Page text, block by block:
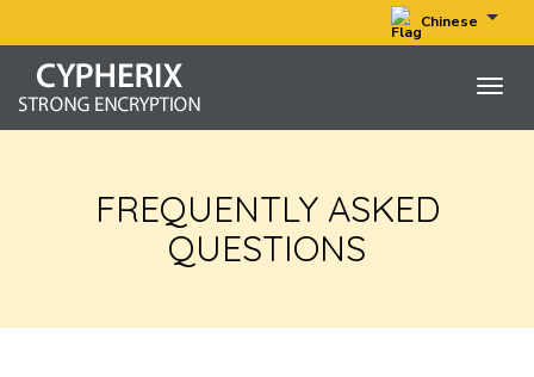
Chinese
FREQUENTLY ASKED
QUESTIONS